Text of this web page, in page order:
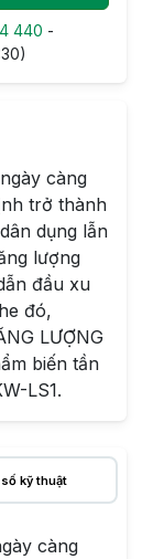
440 -
càng
trở thành
dụng lẫn
lượng
đầu xu
đó,
LƯỢNG
biến tần
LS1.
kỹ thuật
càng